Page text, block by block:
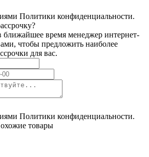
Политики конфиденциальности.
ближайшее время менеджер интернет-
чтобы предложить наиболее
для вас.
Политики конфиденциальности.
товары